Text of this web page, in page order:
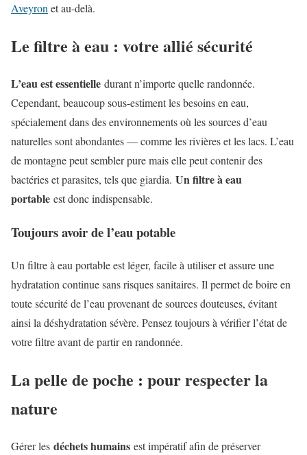
Aveyron et au-delà.
Le filtre à eau : votre allié sécurité
L’eau est essentielle durant n’importe quelle randonnée.
Cependant, beaucoup sous-estiment les besoins en eau,
spécialement dans des environnements où les sources d’eau
naturelles sont abondantes — comme les rivières et les lacs. L’eau
de montagne peut sembler pure mais elle peut contenir des
bactéries et parasites, tels que giardia. Un filtre à eau
portable est donc indispensable.
Toujours avoir de l’eau potable
Un filtre à eau portable est léger, facile à utiliser et assure une
hydratation continue sans risques sanitaires. Il permet de boire en
toute sécurité de l’eau provenant de sources douteuses, évitant
ainsi la déshydratation sévère. Pensez toujours à vérifier l’état de
votre filtre avant de partir en randonnée.
La pelle de poche : pour respecter la
nature
Gérer les déchets humains est impératif afin de préserver